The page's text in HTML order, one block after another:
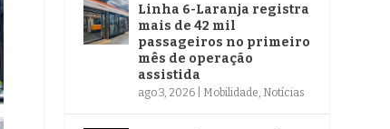
Linha 6-Laranja registra
mais de 42 mil
passageiros no primeiro
mês de operação
assistida
ago 3, 2026 Mobilidade, Notícias